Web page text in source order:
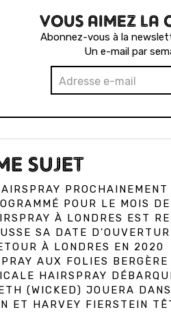
VOUS AIMEZ LA
Abonnez-vous à la
Un e-mail par
SUJET
PROCHAINEMENT
POUR LE MOIS
À LONDRES EST
SA DATE
À LONDRES EN 2020
AUX FOLIES BERGÈRE
HAIRSPRAY
(WICKED) JOUERA
ET HARVEY FIERSTEIN